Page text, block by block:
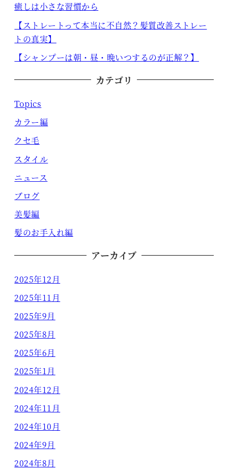
癒しは小さな習慣から
【ストレートって本当に不自然？髪質改善ストレー
トの真実】
【シャンプーは朝・昼・晩いつするのが正解？】
カテゴリ
Topics
カラー編
クセ毛
スタイル
ニュース
ブログ
美髪編
髪のお手入れ編
アーカイブ
2025年12月
2025年11月
2025年9月
2025年8月
2025年6月
2025年1月
2024年12月
2024年11月
2024年10月
2024年9月
2024年8月